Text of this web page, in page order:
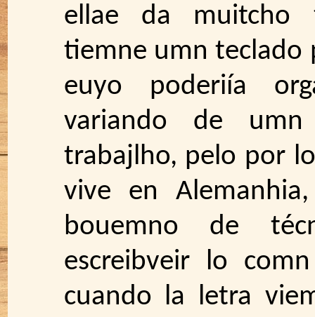
ellae da muitcho
tiemne umn teclado
euyo poderiía
variando de
trabajlho, pelo por
vive en
bouemno de
escreibveir lo
cuando la letra